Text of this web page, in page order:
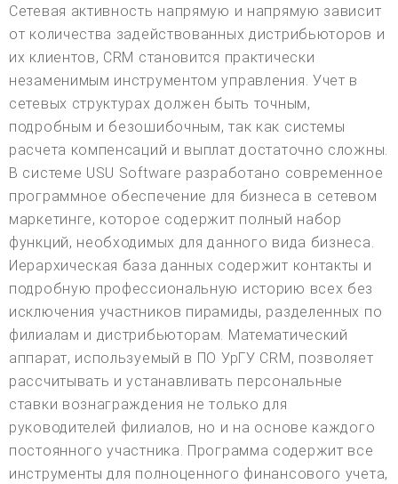
Сетевая активность напрямую и напрямую зависит
от количества задействованных дистрибьюторов и
их клиентов, CRM становится практически
незаменимым инструментом управления. Учет в
сетевых структурах должен быть точным,
подробным и безошибочным, так как системы
расчета компенсаций и выплат достаточно сложны.
В системе USU Software разработано современное
программное обеспечение для бизнеса в сетевом
маркетинге, которое содержит полный набор
функций, необходимых для данного вида бизнеса.
Иерархическая база данных содержит контакты и
подробную профессиональную историю всех без
исключения участников пирамиды, разделенных по
филиалам и дистрибьюторам. Математический
аппарат, используемый в ПО УрГУ CRM, позволяет
рассчитывать и устанавливать персональные
ставки вознаграждения не только для
руководителей филиалов, но и на основе каждого
постоянного участника. Программа содержит все
инструменты для полноценного финансового учета,